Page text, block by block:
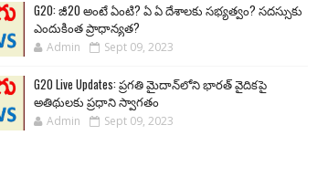
G20: జీ20 అంటే ఏంటి? ఏ ఏ దేశాలకు సభ్యత్వం? సదస్సుకు
ఎందుకింత ప్రాధాన్యత?
Admin Sept 09, 2023
G20 Live Updates: ప్రగతి మైదాన్‌లోని భారత్ వైదికపై
అతిథులకు ప్రధాని స్వాగతం
Admin Sept 09, 2023